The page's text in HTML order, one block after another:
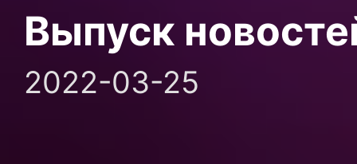
Выпуск
2022-03-25